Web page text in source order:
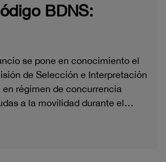
BDNS:
se pone en conocimiento el
de Selección e Interpretación
régimen de concurrencia
a la movilidad durante el…